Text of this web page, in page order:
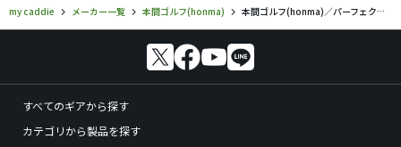
my caddie メーカー一覧 本間ゴルフ(honma) 本間ゴルフ(honma)／パーフェクトスイッチのゴルフギアの口コミ評価
すべてのギアから探す
カテゴリから製品を探す